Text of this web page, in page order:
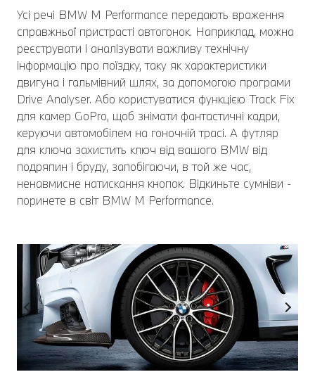
Усі речі BMW M Performance передають враження
справжньої пристрасті автогонок. Наприклад, можна
реєструвати і аналізувати важливу технічну
інформацію про поїздку, таку як характеристики
двигуна і гальмівний шлях, за допомогою програми
Drive Analyser. Або користуватися функцією Track Fix
для камер GoPro, щоб знімати фантастичні кадри,
керуючи автомобілем на гоночній трасі. А футляр
для ключа захистить ключ від вашого BMW від
подряпин і бруду, запобігаючи, в той же час,
ненавмисне натискання кнопок. Відкиньте сумніви -
поринете в світ BMW M Performance.